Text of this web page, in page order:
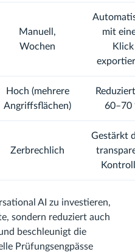
Manuell,
Wochen
mit
Klick
Hoch (mehrere
Angriffsflächen)
60–70
Zerbrechlich
Gestärkt
AI zu investieren,
sondern reduziert auch
beschleunigt die
Prüfungsengpässe